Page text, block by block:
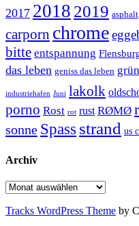
2017 2018 2019 asphalt
carporn chrome
bitte entspannung
das leben geniss das leben grün
industriehafen Juni lakolk
porno Rost rot rust RØMØ
sonne Spass strand us
Archiv
Archiv
Tracks WordPress Theme by